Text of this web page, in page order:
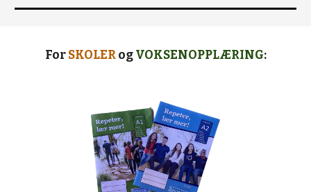
ForSKOLERogVOKSENOPPLÆRING: